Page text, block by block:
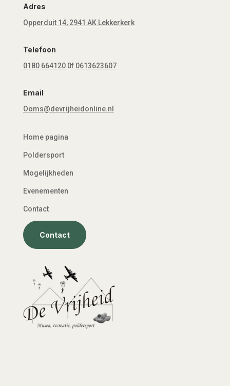
Adres
Opperduit 14, 2941 AK Lekkerkerk
Telefoon
0180 664120 0f 0613623607
Email
Ooms@devrijheidonline.nl
Home pagina
Poldersport
Mogelijkheden
Evenementen
Contact
Contact